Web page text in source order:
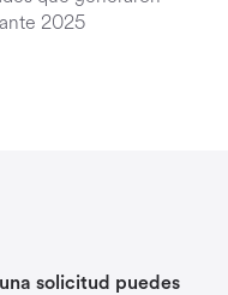
2025
solicitud puedes